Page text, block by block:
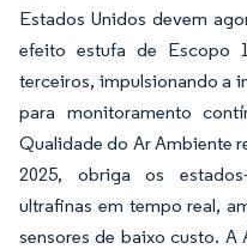
Estados Unidos devem
efeito estufa de Escopo
terceiros, impulsionando a
para monitoramento
Qualidade do Ar Ambiente
2025, obriga os
ultrafinas em tempo real,
sensores de baixo custo.